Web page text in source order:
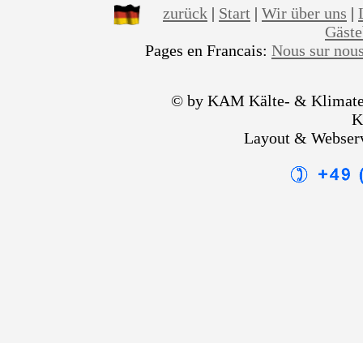
zurück | Start | Wir über uns |
Pages en Francais: Nous sur
© by KAM Kälte- &
Layout &